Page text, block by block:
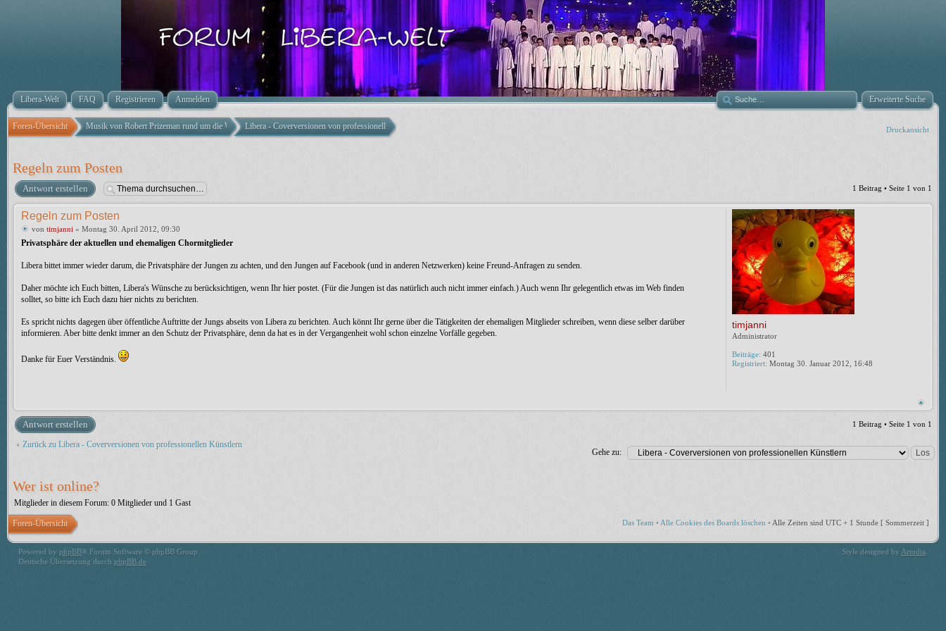
Erweiterte Suche
Libera-Welt FAQ Registrieren Anmelden
Druckansicht
Foren-Übersicht Musik von Robert Prizeman rund um die Welt Libera - Coverversionen von professionellen Künstlern
Regeln zum Posten
Antwort erstellen 1 Beitrag • Seite 1 von 1
Regeln zum Posten
von timjanni » Montag 30. April 2012, 09:30
Privatsphäre der aktuellen und ehemaligen Chormitglieder
Libera bittet immer wieder darum, die Privatsphäre der Jungen zu achten, und den Jungen auf Facebook (und in anderen Netzwerken) keine Freund-Anfragen zu senden.
Daher möchte ich Euch bitten, Libera's Wünsche zu berücksichtigen, wenn Ihr hier postet. (Für die Jungen ist das natürlich auch nicht immer einfach.) Auch wenn Ihr gelegentlich etwas im Web finden
solltet, so bitte ich Euch dazu hier nichts zu berichten.
Es spricht nichts dagegen über öffentliche Auftritte der Jungs abseits von Libera zu berichten. Auch könnt Ihr gerne über die Tätigkeiten der ehemaligen Mitglieder schreiben, wenn diese selber darüber
informieren. Aber bitte denkt immer an den Schutz der Privatsphäre, denn da hat es in der Vergangenheit wohl schon einzelne Vorfälle gegeben.
Danke für Euer Verständnis.
timjanni
Administrator
Beiträge: 401
Registriert: Montag 30. Januar 2012, 16:48
Antwort erstellen 1 Beitrag • Seite 1 von 1
Zurück zu Libera - Coverversionen von professionellen Künstlern
Gehe zu:
Wer ist online?
Mitglieder in diesem Forum: 0 Mitglieder und 1 Gast
Das Team • Alle Cookies des Boards löschen • Alle Zeiten sind UTC + 1 Stunde [ Sommerzeit ]
Foren-Übersicht
Powered by phpBB® Forum Software © phpBB Group
Deutsche Übersetzung durch phpBB.de
Style designed by Artodia